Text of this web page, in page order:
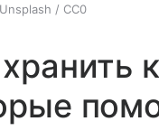
Unsplash / CC0